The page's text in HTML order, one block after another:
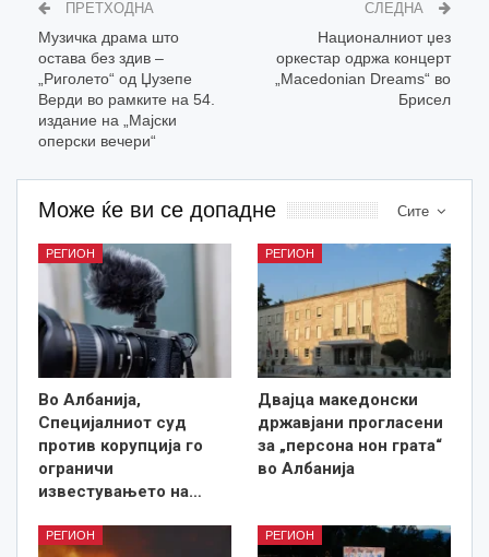
ПРЕТХОДНА
Музичка драма што
остава без здив –
„Риголето“ од Џузепе
Верди во рамките на 54.
издание на „Мајски
оперски вечери“
СЛЕДНА
Националниот џез
оркестар одржа концерт
„Macedonian Dreams“ во
Брисел
Сите
Може ќе ви се допадне
РЕГИОН
Во Албанија,
Специјалниот суд
против корупција го
ограничи
известувањето на…
РЕГИОН
Двајца македонски
државјани прогласени
за „персона нон грата“
во Албанија
РЕГИОН РЕГИОН